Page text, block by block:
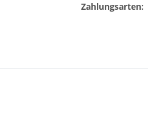
Zahlungsarten: